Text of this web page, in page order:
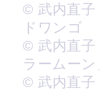
© 武内直子
ドワンゴ
© 武内直子
ラームー
© 武内直子